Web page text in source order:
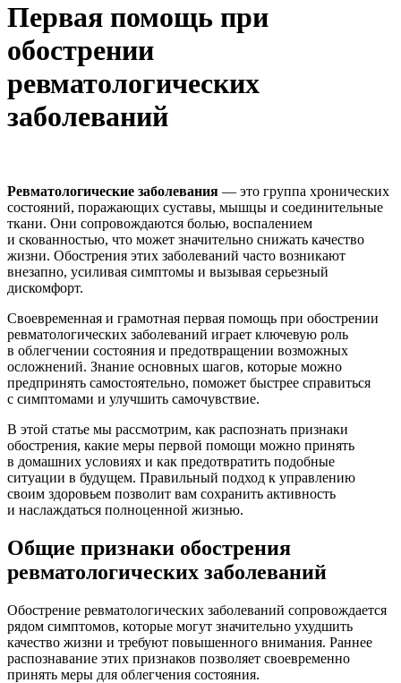
Первая помощь при
обострении
ревматологических
заболеваний
Ревматологические заболевания — это группа хронических
состояний, поражающих суставы, мышцы и соединительные
ткани. Они сопровождаются болью, воспалением
и скованностью, что может значительно снижать качество
жизни. Обострения этих заболеваний часто возникают
внезапно, усиливая симптомы и вызывая серьезный
дискомфорт.
Своевременная и грамотная первая помощь при обострении
ревматологических заболеваний играет ключевую роль
в облегчении состояния и предотвращении возможных
осложнений. Знание основных шагов, которые можно
предпринять самостоятельно, поможет быстрее справиться
с симптомами и улучшить самочувствие.
В этой статье мы рассмотрим, как распознать признаки
обострения, какие меры первой помощи можно принять
в домашних условиях и как предотвратить подобные
ситуации в будущем. Правильный подход к управлению
своим здоровьем позволит вам сохранить активность
и наслаждаться полноценной жизнью.
Общие признаки обострения
ревматологических заболеваний
Обострение ревматологических заболеваний сопровождается
рядом симптомов, которые могут значительно ухудшить
качество жизни и требуют повышенного внимания. Раннее
распознавание этих признаков позволяет своевременно
принять меры для облегчения состояния.